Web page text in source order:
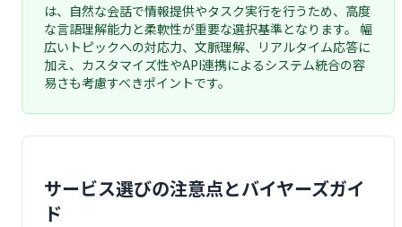
は、自然な会話で情報提供やタスク実行を行うため、高度
な言語理解能力と柔軟性が重要な選択基準となります。 幅
広いトピックへの対応力、文脈理解、リアルタイム応答に
加え、カスタマイズ性やAPI連携によるシステム統合の容
易さも考慮すべきポイントです。
サービス選びの注意点とバイヤーズガイ
ド